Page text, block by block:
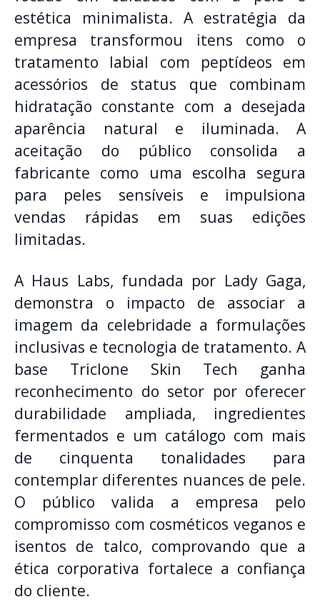
estética minimalista. A estratégia da
empresa transformou itens como o
tratamento labial com peptídeos em
acessórios de status que combinam
hidratação constante com a desejada
aparência natural e iluminada. A
aceitação do público consolida a
fabricante como uma escolha segura
para peles sensíveis e impulsiona
vendas rápidas em suas edições
limitadas.
A Haus Labs, fundada por Lady Gaga,
demonstra o impacto de associar a
imagem da celebridade a formulações
inclusivas e tecnologia de tratamento. A
base Triclone Skin Tech ganha
reconhecimento do setor por oferecer
durabilidade ampliada, ingredientes
fermentados e um catálogo com mais
de cinquenta tonalidades para
contemplar diferentes nuances de pele.
O público valida a empresa pelo
compromisso com cosméticos veganos e
isentos de talco, comprovando que a
ética corporativa fortalece a confiança
do cliente.